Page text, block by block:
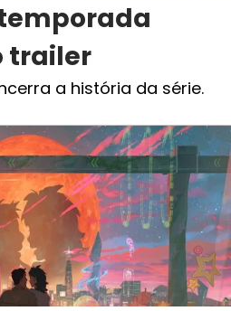
temporada
trailer
a história da série.